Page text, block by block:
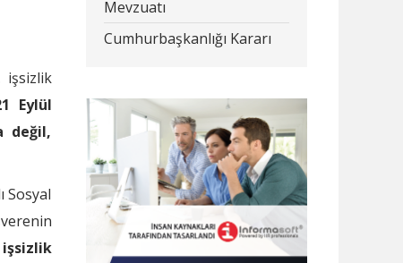
işsizlik
Eylül
değil,
Sosyal
Mevzuatı
Cumhurbaşkanlığı Kararı